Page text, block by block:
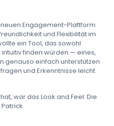
Engagement-Plattform
und Flexibilität im
ein Tool, das sowohl
finden würden — eines,
genauso einfach unterstützen
und Erkenntnisse leicht
war das Look and Feel. Die